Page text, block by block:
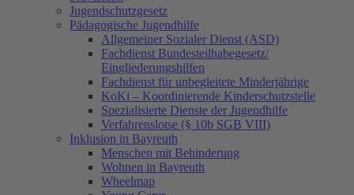
Jugendschutzgesetz
Pädagogische Jugendhilfe
Allgemeiner Sozialer Dienst (ASD)
Fachdienst Bundesteilhabegesetz/
Eingliederungshilfen
Fachdienst für unbegleitete Minderjährige
KoKi – Koordinierende Kinderschutzstelle
Spezialisierte Dienste der Jugendhilfe
Verfahrenslotse (§ 10b SGB VIII)
Inklusion in Bayreuth
Menschen mit Behinderung
Wohnen in Bayreuth
Wheelmap